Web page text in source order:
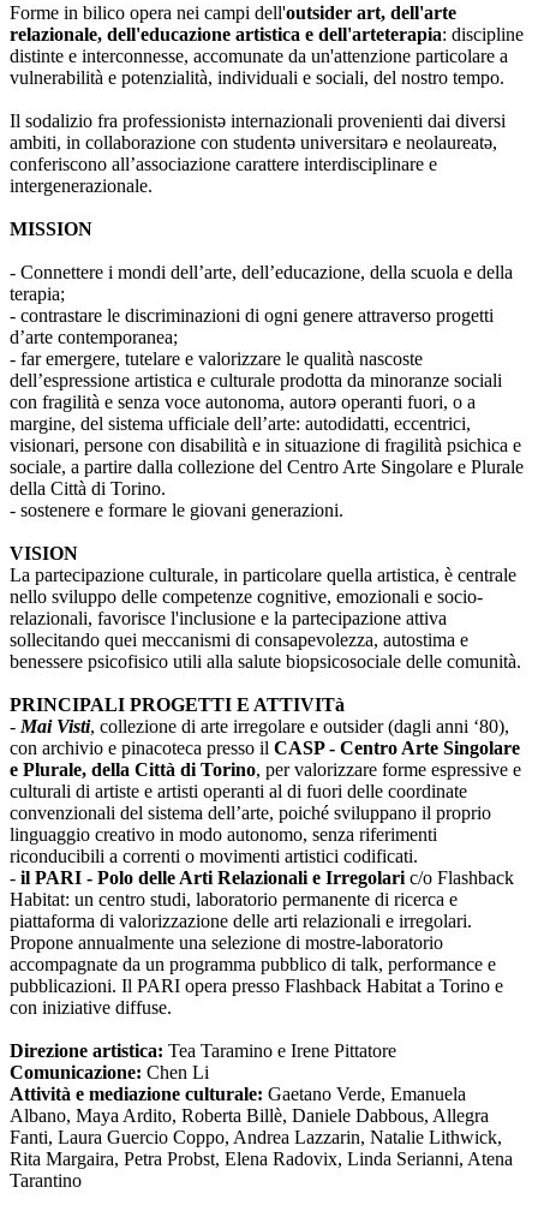
Forme in bilico opera nei campi dell'outsider art, dell'arte
relazionale, dell'educazione artistica e dell'arteterapia: discipline
distinte e interconnesse, accomunate da un'attenzione particolare a
vulnerabilità e potenzialità, individuali e sociali, del nostro tempo.
Il sodalizio fra professionistə internazionali provenienti dai diversi
ambiti, in collaborazione con studentə universitarə e neolaureatə,
conferiscono all’associazione carattere interdisciplinare e
intergenerazionale.
MISSION
- Connettere i mondi dell’arte, dell’educazione, della scuola e della
terapia;
- contrastare le discriminazioni di ogni genere attraverso progetti
d’arte contemporanea;
- far emergere, tutelare e valorizzare le qualità nascoste
dell’espressione artistica e culturale prodotta da minoranze sociali
con fragilità e senza voce autonoma, autorə operanti fuori, o a
margine, del sistema ufficiale dell’arte: autodidatti, eccentrici,
visionari, persone con disabilità e in situazione di fragilità psichica e
sociale, a partire dalla collezione del Centro Arte Singolare e Plurale
della Città di Torino.
- sostenere e formare le giovani generazioni.
VISION
La partecipazione culturale, in particolare quella artistica, è centrale
nello sviluppo delle competenze cognitive, emozionali e socio-
relazionali, favorisce l'inclusione e la partecipazione attiva
sollecitando quei meccanismi di consapevolezza, autostima e
benessere psicofisico utili alla salute biopsicosociale delle comunità.
PRINCIPALI PROGETTI E ATTIVITà
- Mai Visti, collezione di arte irregolare e outsider (dagli anni ‘80),
con archivio e pinacoteca presso il CASP - Centro Arte Singolare
e Plurale, della Città di Torino, per valorizzare forme espressive e
culturali di artiste e artisti operanti al di fuori delle coordinate
convenzionali del sistema dell’arte, poiché sviluppano il proprio
linguaggio creativo in modo autonomo, senza riferimenti
riconducibili a correnti o movimenti artistici codificati.
- il PARI - Polo delle Arti Relazionali e Irregolari c/o Flashback
Habitat: un centro studi, laboratorio permanente di ricerca e
piattaforma di valorizzazione delle arti relazionali e irregolari.
Propone annualmente una selezione di mostre-laboratorio
accompagnate da un programma pubblico di talk, performance e
pubblicazioni. Il PARI opera presso Flashback Habitat a Torino e
con iniziative diffuse.
Direzione artistica: Tea Taramino e Irene Pittatore
Comunicazione: Chen Li
Attività e mediazione culturale: Gaetano Verde, Emanuela
Albano, Maya Ardito, Roberta Billè, Daniele Dabbous, Allegra
Fanti, Laura Guercio Coppo, Andrea Lazzarin, Natalie Lithwick,
Rita Margaira, Petra Probst, Elena Radovix, Linda Serianni, Atena
Tarantino